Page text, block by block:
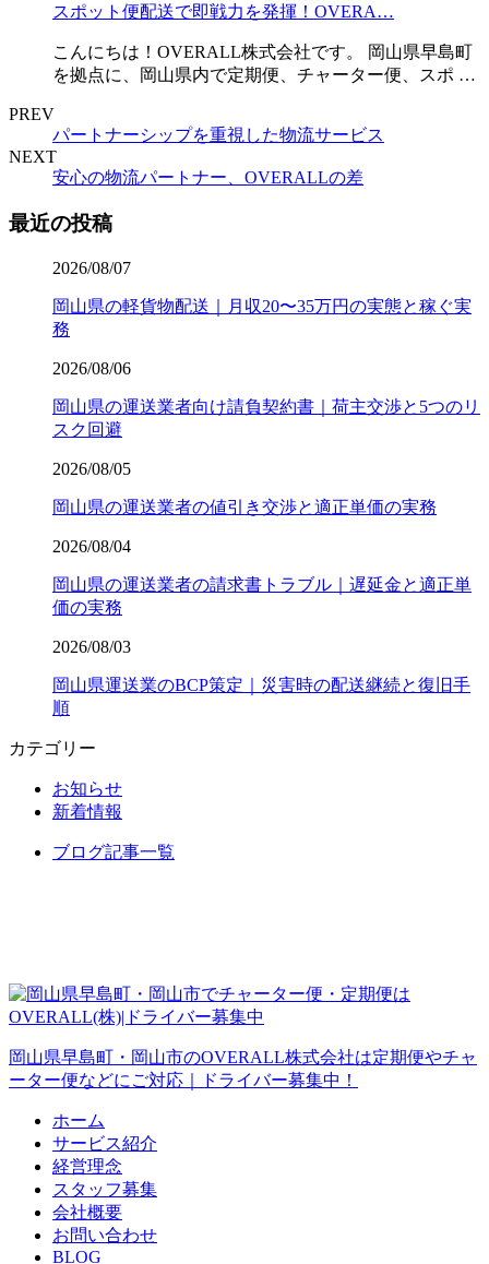
スポット便配送で即戦力を発揮！OVERA…
こんにちは！OVERALL株式会社です。 岡山県早島町
を拠点に、岡山県内で定期便、チャーター便、スポ …
PREV
パートナーシップを重視した物流サービス
NEXT
安心の物流パートナー、OVERALLの差
最近の投稿
2026/08/07
岡山県の軽貨物配送｜月収20〜35万円の実態と稼ぐ実
務
2026/08/06
岡山県の運送業者向け請負契約書｜荷主交渉と5つのリ
スク回避
2026/08/05
岡山県の運送業者の値引き交渉と適正単価の実務
2026/08/04
岡山県の運送業者の請求書トラブル｜遅延金と適正単
価の実務
2026/08/03
岡山県運送業のBCP策定｜災害時の配送継続と復旧手
順
カテゴリー
お知らせ
新着情報
ブログ記事一覧
岡山県早島町・岡山市のOVERALL株式会社は定期便やチャ
ーター便などにご対応｜ドライバー募集中！
ホーム
サービス紹介
経営理念
スタッフ募集
会社概要
お問い合わせ
BLOG